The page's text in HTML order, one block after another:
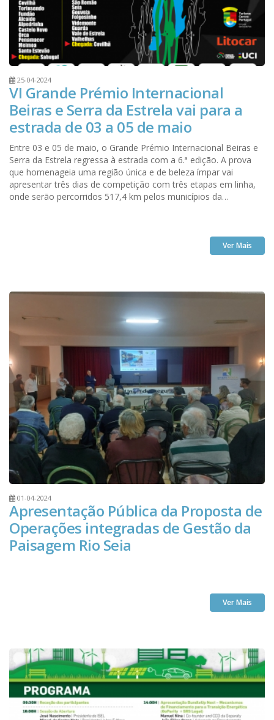
25-04-2024
VI Grande Prémio Internacional
Beiras e Serra da Estrela vai para a
estrada de 03 a 05 de maio
Entre 03 e 05 de maio, o Grande Prémio Internacional Beiras e
Serra da Estrela regressa à estrada com a 6.ª edição. A prova
que homenageia uma região única e de beleza ímpar vai
apresentar três dias de competição com três etapas em linha,
onde serão percorridos 517,4 km pelos municípios da
Ver Mais
01-04-2024
Apresentação Pública da Proposta de
Operações integradas de Gestão da
Paisagem Rio Seia
Ver Mais